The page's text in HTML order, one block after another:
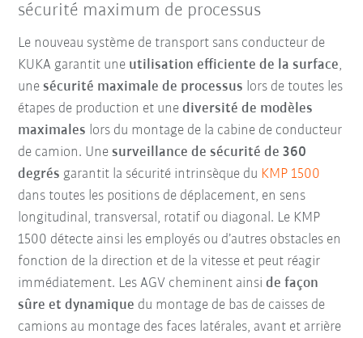
sécurité maximum de processus
Le nouveau système de transport sans conducteur de
KUKA garantit une utilisation efficiente de la surface,
unesécurité maximale de processus lors de toutes les
étapes de production et unediversité de modèles
maximales lors du montage de la cabine de conducteur
de camion. Unesurveillance de sécurité de 360
degrés garantit la sécurité intrinsèque du KMP 1500
dans toutes les positions de déplacement, en sens
longitudinal, transversal, rotatif ou diagonal. Le KMP
1500 détecte ainsi les employés ou d’autres obstacles en
fonction de la direction et de la vitesse et peut réagir
immédiatement. Les AGV cheminent ainside façon
sûre et dynamique du montage de bas de caisses de
camions au montage des faces latérales, avant et arrière